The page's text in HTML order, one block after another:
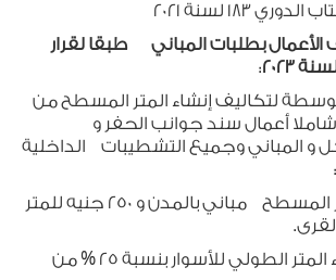
183 لسنة 2021
بطلبات المباني طبقا لقرار
:
لتكاليف إنشاء المتر المسطح من
شاملا أعمال سند جوانب الحفر و
و المباني وجميع التشطيبات الداخلية
أولا: 600 جنيه للمتر المسطح مباني بالمدن و 250 جنيه للمتر
ثانيا: تكاليف إنشاء المتر الطولي للأسوار بنسبة 25 % من